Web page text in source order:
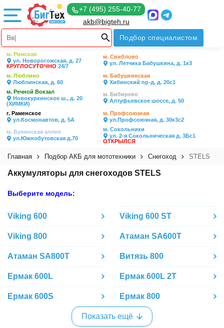
+7 (495) 255-40-77
akb@bigteh.ru
Подбор специалистом
м. Римская
ул. Новорогожская, д. 27
КРУГЛОСУТОЧНО 24/7
м. Свиблово
ул. Летчика Бабушкина, д. 1к3
м. Люблино
Люблинская, д. 60
м. Бабушкинская
Хибинский пр-д, д. 20с1
м. Речной Вокзал
Новокуркинское ш., д. 20
(ХИМКИ)
м. Бибирево
Алтуфьевское шоссе, д. 50
г. Раменское
ул.Космонавтов, д. 5А
м. Профсоюзная
ул.Профсоюзная, д. 30к3с2
м. Бунинская аллея
ул.Южнобутовская д.70
м. Сокольники
ул. 2-я Сокольническая д. 3Бс1
ОТКРЫЛСЯ
Главная Подбор АКБ для мототехники Снегоход STELS
Аккумуляторы для снегоходов STELS
Выберите модель:
Viking 600 Viking 600 ST
Viking 800 Атаман SA600T
Атаман SA800T Витязь 800
Ермак 600L Ермак 600L 2T
Ермак 600S Ермак 800
Показать ещё